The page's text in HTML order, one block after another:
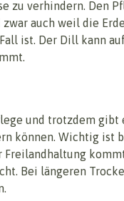
zu verhindern. Den
auch weil die
ist. Der Dill kann
und trotzdem gibt
können. Wichtig ist
Freilandhaltung
Bei längeren